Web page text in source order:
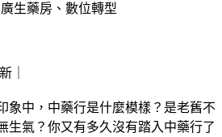
生藥房、數位轉型
｜
象中，中藥行是什麼模樣？是老舊不
生氣？你又有多久沒有踏入中藥行了